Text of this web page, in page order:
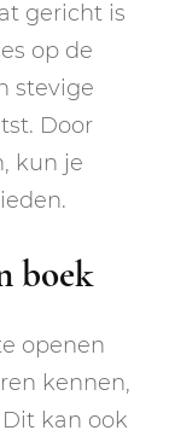
gericht is
op de
stevige
Door
kun je
boek
openen
kennen,
kan ook